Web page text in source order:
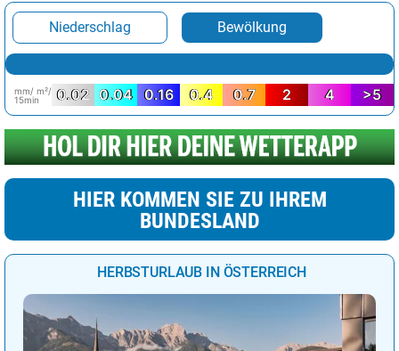
Niederschlag Bewölkung
mm/ m²/
15min
0.02 0.04 0.16 0.4 0.7 2 4 >5
HIER KOMMEN SIE ZU IHREM
BUNDESLAND
HERBSTURLAUB IN ÖSTERREICH